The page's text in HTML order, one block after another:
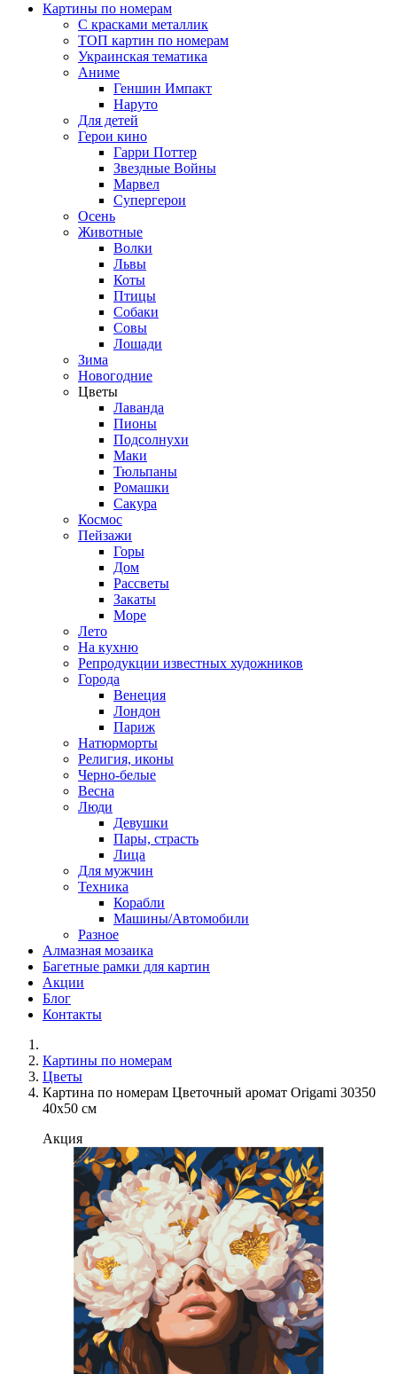
Картины по номерам
С красками металлик
ТОП картин по номерам
Украинская тематика
Аниме
Геншин Импакт
Наруто
Для детей
Герои кино
Гарри Поттер
Звездные Войны
Марвел
Супергерои
Осень
Животные
Волки
Львы
Коты
Птицы
Собаки
Совы
Лошади
Зима
Новогодние
Цветы
Лаванда
Пионы
Подсолнухи
Маки
Тюльпаны
Ромашки
Сакура
Космос
Пейзажи
Горы
Дом
Рассветы
Закаты
Море
Лето
На кухню
Репродукции известных художников
Города
Венеция
Лондон
Париж
Натюрморты
Религия, иконы
Черно-белые
Весна
Люди
Девушки
Пары, страсть
Лица
Для мужчин
Техника
Корабли
Машины/Автомобили
Разное
Алмазная мозаика
Багетные рамки для картин
Акции
Блог
Контакты
Картины по номерам
Цветы
Картина по номерам Цветочный аромат Origami 30350
40x50 см
Акция